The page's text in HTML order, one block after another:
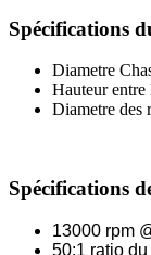
Spécifications
Diametre
Hauteur entre
Diametre des
Spécifications
13000 rpm
50:1 ratio